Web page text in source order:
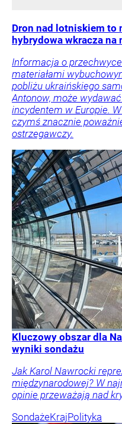
Dron nad lotniskiem to
hybrydowa wkracza na
Informacja o
materiałami
pobliżu ukraińskiego
Antonow, może
incydentem w Europie.
czymś znacznie
ostrzegawczy.
Kluczowy obszar dla
wyniki sondażu
Jak Karol Nawrocki
międzynarodowej? W
opinie przeważają nad
SondażeKrajPolityka